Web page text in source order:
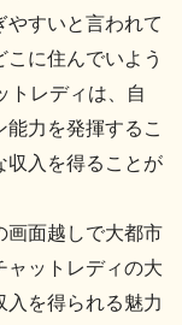
やすいと言われて
に住んでいよう
トレディは、自
力を発揮するこ
収入を得ることが
画面越しで大都市
ャットレディの大
入を得られる魅力